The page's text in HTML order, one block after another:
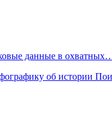
данные в
об истории